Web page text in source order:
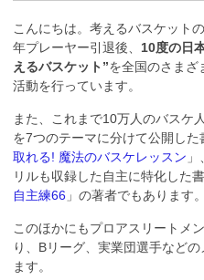
こんにちは。考えるバスケット
年プレーヤー引退後、 10度の日
えるバスケット”を全国のさまざ
活動を行っています。
また、これまで10万人のバスケ
を7つのテーマに分けて公開した
取れる! 魔法のバスケレッスン
リルも収録した自主に特化した
自主練66 」の著者でもあります。
このほかにもプロアスリートメ
り、Bリーグ、実業団選手など
ます。